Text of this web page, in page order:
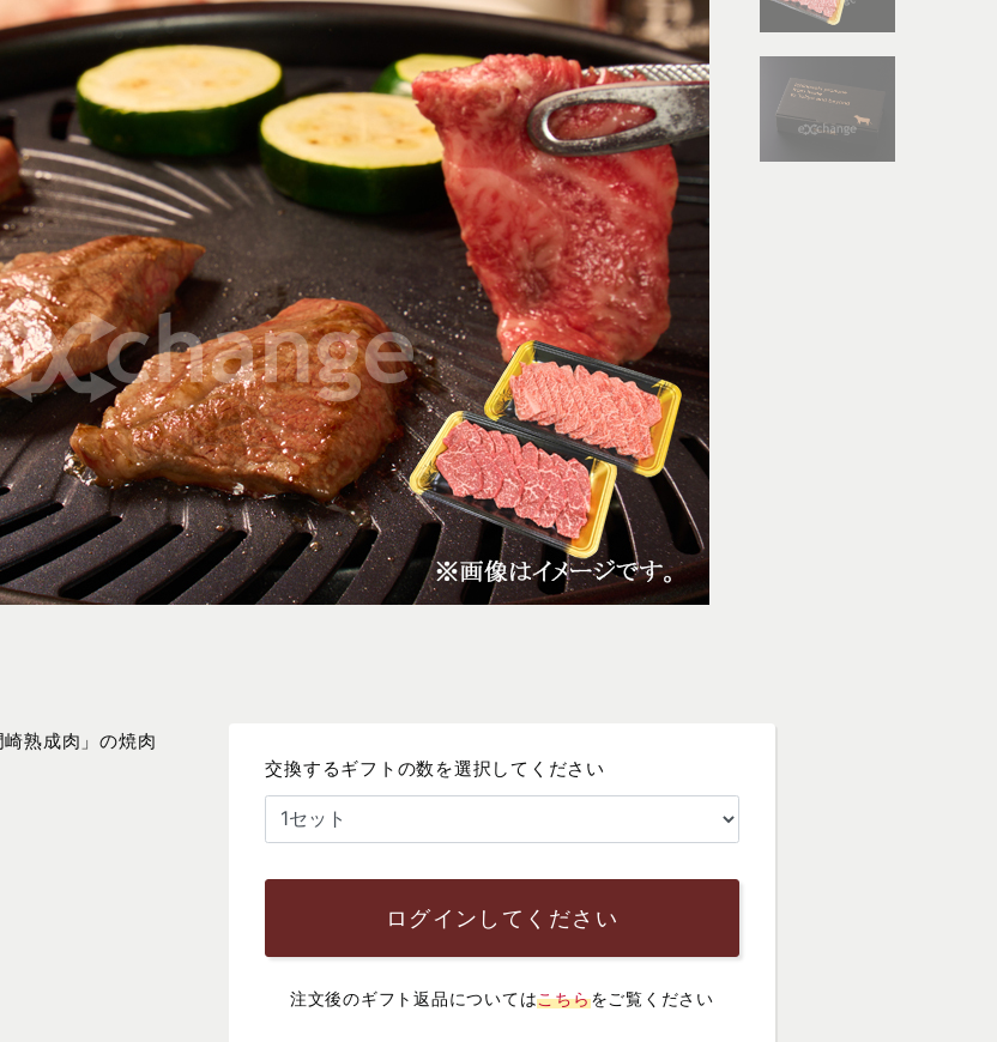
交換するギフトの数を選択してください
ログインしてください
注文後のギフト返品についてはこちらをご覧ください
熟成肉」の焼肉